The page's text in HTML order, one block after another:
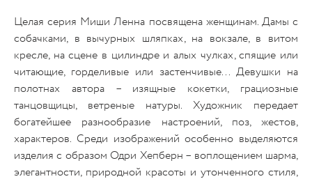
Целая серия Миши Ленна посвящена женщинам. Дамы с
собачками, в вычурных шляпках, на вокзале, в витом
кресле, на сцене в цилиндре и алых чулках, спящие или
читающие, горделивые или застенчивые... Девушки на
полотнах автора – изящные кокетки, грациозные
танцовщицы, ветреные натуры. Художник передает
богатейшее разнообразие настроений, поз, жестов,
характеров. Среди изображений особенно выделяются
изделия с образом Одри Хепберн – воплощением шарма,
элегантности, природной красоты и утонченного стиля,